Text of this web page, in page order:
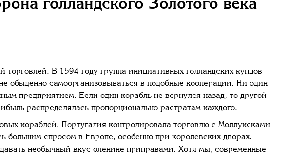
В 1594 году группа инициативных голландских купцов
обыденно самоорганизовываться в подобные кооперации. Ни один
предприятием. Если один корабль не вернулся назад, то другой
распределялась пропорционально растратам каждого.
кораблей. Португалия контролировала торговлю с Моллуксками
большим спросом в Европе, особенно при королевских дворах.
необычный вкус оленине приправами. Хотя мы, современные